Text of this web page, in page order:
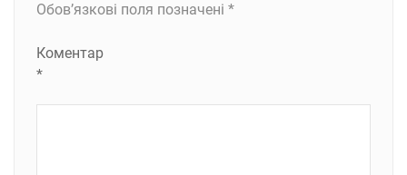
Обов’язкові поля позначені *
Коментар
*